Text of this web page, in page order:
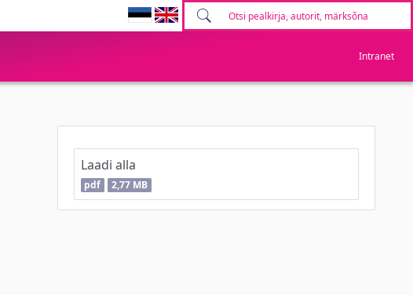
Intranet
Laadi alla
pdf 2,77 MB